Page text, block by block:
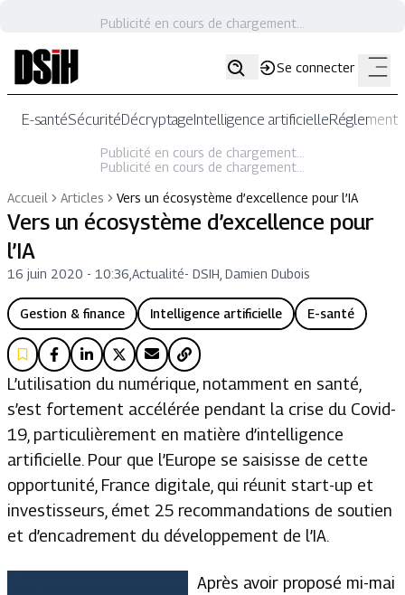
Publicité en cours de chargement...
Se connecter
E-santéSécuritéDécryptageIntelligence artificielle
Publicité en cours de chargement...
Publicité en cours de chargement...
Accueil
Articles Vers un écosystème d’excellence pour l’IA
Vers un écosystème d’excellence pour
l’IA
16 juin 2020 - 10:36 Actualité- DSIH, Damien Dubois
Gestion & finance Intelligence artificielle E-santé
L’utilisation du numérique, notamment en santé,
s’est fortement accélérée pendant la crise du Covid-
19, particulièrement en matière d’intelligence
artificielle. Pour que l’Europe se saisisse de cette
opportunité, France digitale, qui réunit start-up et
investisseurs, émet 25 recommandations de soutien
et d’encadrement du développement de l’IA.
Après avoir proposé mi-mai